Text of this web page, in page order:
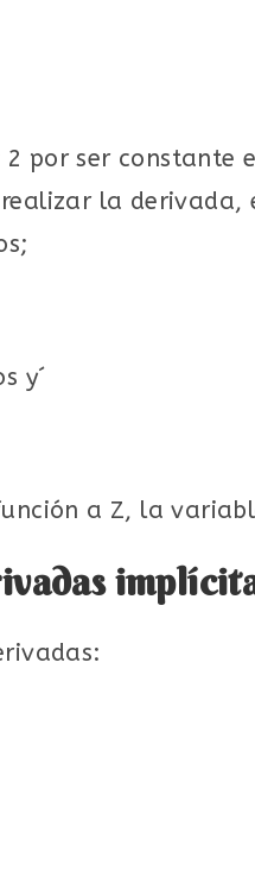
por ser constante
la
y´
a Z, la